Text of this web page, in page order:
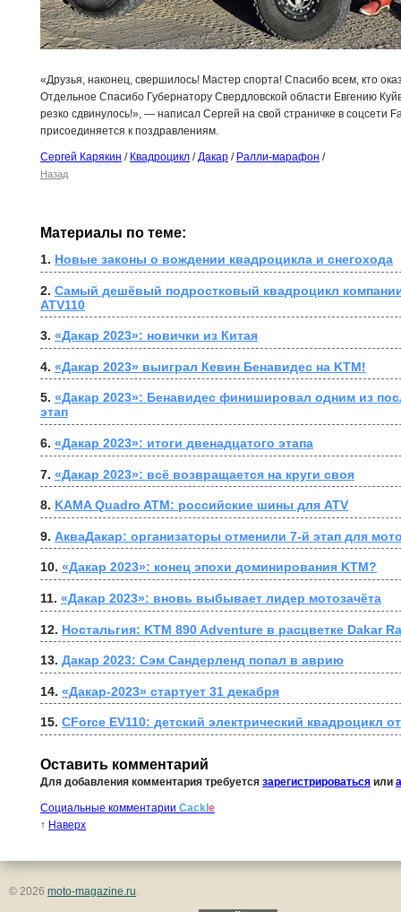
«Друзья, наконец, свершилось! Мастер спорта! Спасибо всем, кто
Отдельное Спасибо Губернатору Свердловской области Евгению
резко сдвинулось!», — написал Сергей на свой страничке в соцсети
присоединяется к поздравлениям.
Сергей Карякин / Квадроцикл /Дакар / Ралли-марафон /
Назад
Материалы по теме:
1. Новые законы о вождении квадроцикла и снегохода
2. Самый дешёвый подростковый квадроцикл
ATV110
3. «Дакар 2023»: новички из Китая
4. «Дакар 2023» выиграл Кевин Бенавидес на KTM!
5. «Дакар 2023»: Бенавидес финишировал одним из
этап
6. «Дакар 2023»: итоги двенадцатого этапа
7. «Дакар 2023»: всё возвращается на круги своя
8. KAMA Quadro ATM: российские шины для ATV
9. АкваДакар: организаторы отменили 7-й этап для
10. «Дакар 2023»: конец эпохи доминирования KTM?
11. «Дакар 2023»: вновь выбывает лидер мотозачёта
12. Ностальгия: KTM 890 Adventure в расцветке Dakar
13. Дакар 2023: Сэм Сандерленд попал в аврию
14. «Дакар-2023» стартует 31 декабря
15. CForce EV110: детский электрический квадроцикл
Оставить комментарий
Для добавления комментария требуется зарегистрироваться или
Социальные комментарии Cackl e
↑ Наверх
© 2026 moto-magazine.ru.